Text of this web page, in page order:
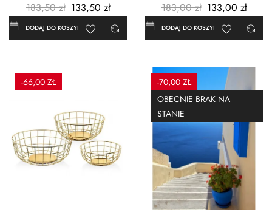
183,50 zł 133,50 zł
DODAJ DO KOSZYKA
183,00 zł 133,00 zł
DODAJ DO KOSZYKA
-66,00 ZŁ
-70,00 ZŁ
OBECNIE BRAK NA
STANIE